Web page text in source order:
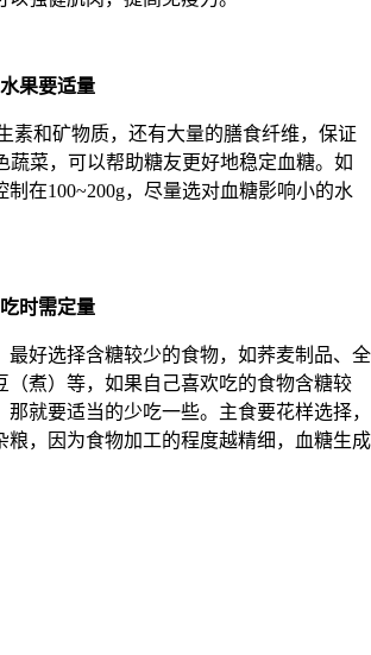
果要适量
素和矿物质，还有大量的膳食纤维，保证
蔬菜，可以帮助糖友更好地稳定血糖。如
制在100~200g，尽量选对血糖影响小的水
时需定量
最好选择含糖较少的食物，如荞麦制品、全
（煮）等，如果自己喜欢吃的食物含糖较
那就要适当的少吃一些。主食要花样选择，
粮，因为食物加工的程度越精细，血糖生成